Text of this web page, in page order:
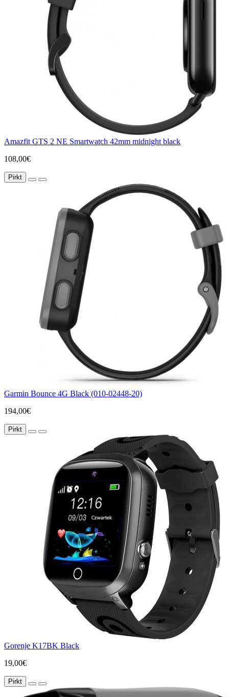
Amazfit GTS 2 NE Smartwatch 42mm midnight black
108,00€
Pirkt
Garmin Bounce 4G Black (010-02448-20)
194,00€
Pirkt
Gorenje K17BK Black
19,00€
Pirkt